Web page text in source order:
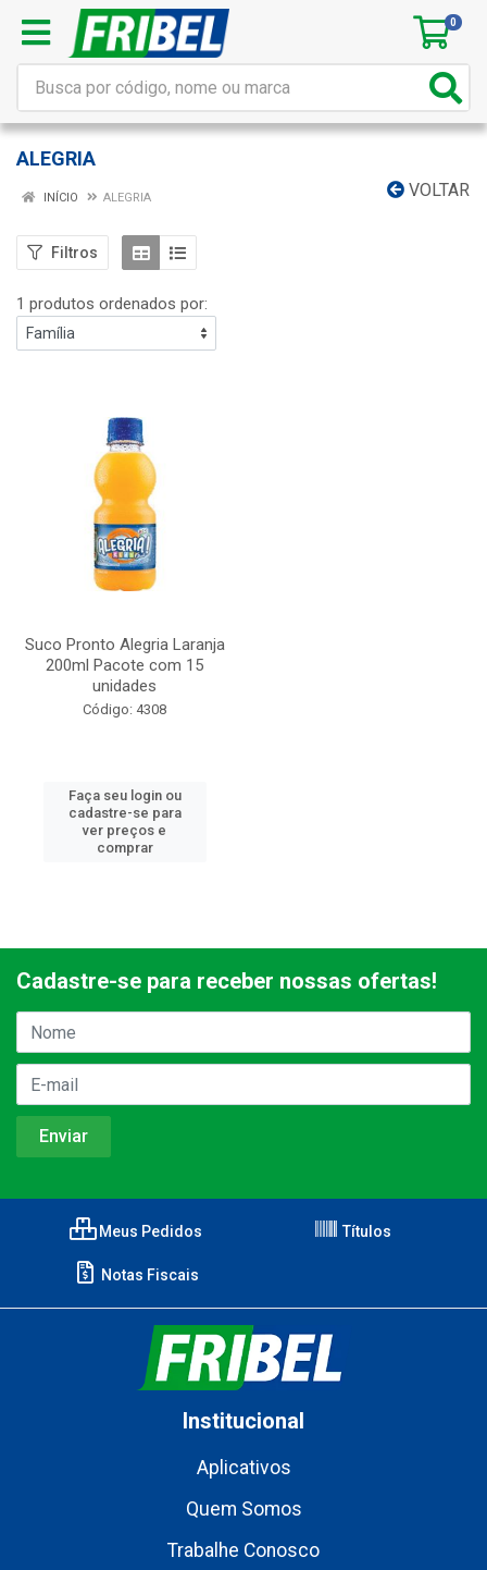
0
ALEGRIA
VOLTAR
INÍCIO ALEGRIA
Filtros
1 produtos ordenados por:
Suco Pronto Alegria Laranja
200ml Pacote com 15
unidades
Código: 4308
Faça seu login ou
cadastre-se para
ver preços e
comprar
Cadastre-se para receber nossas ofertas!
Meus Pedidos Títulos
Notas Fiscais
Institucional
Aplicativos
Quem Somos
Trabalhe Conosco